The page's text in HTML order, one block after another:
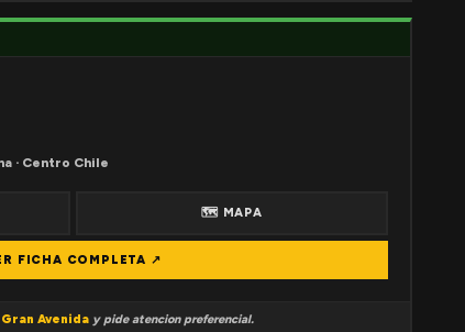
· Centro Chile
🗺 MAPA
FICHA COMPLETA ↗
Gran Avenida y pide atencion preferencial.